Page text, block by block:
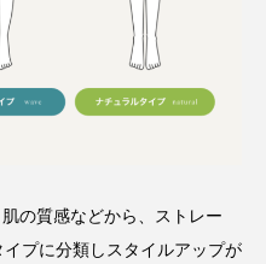
の質感などから、ストレー
プに分類しスタイルアップが